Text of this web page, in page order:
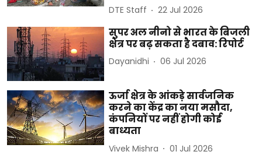
DTE Staff 22 Jul 2026
सुपर अल नीनो से भारत के बिजली
क्षेत्र पर बढ़ सकता है दबाव: रिपोर्ट
Dayanidhi 06 Jul 2026
ऊर्जा क्षेत्र के आंकड़े सार्वजनिक
करने का केंद्र का नया मसौदा,
कंपनियों पर नहीं होगी कोई
बाध्यता
Vivek Mishra 01 Jul 2026